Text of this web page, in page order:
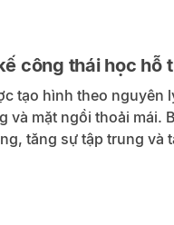
công thái học hỗ
tạo hình theo nguyên
và mặt ngồi thoải mái.
tăng sự tập trung và